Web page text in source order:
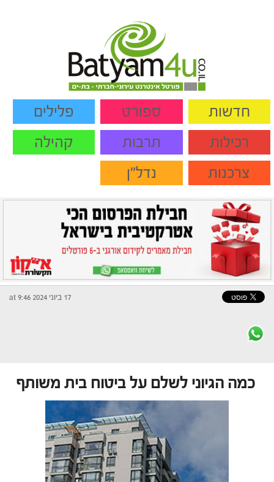
חדשות ספורט
פלילים
רכילות
תרבות
קהילה
צרכנות
נדל"ן
17 ביוני 2024 at 9:46
כמה הגיוני לשלם על ביטוח בית משותף